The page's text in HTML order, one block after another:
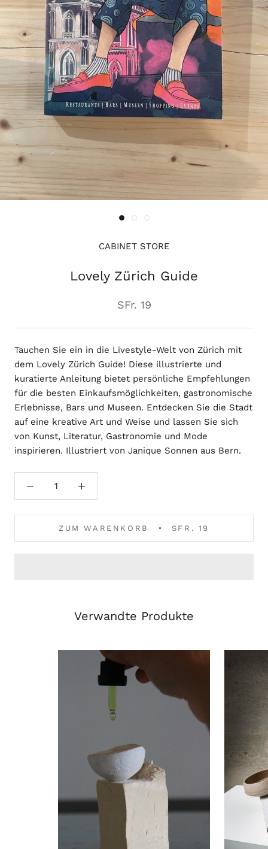
CABINET STORE
Lovely Zürich Guide
SFr. 19
Tauchen Sie ein in die Livestyle-Welt von Zürich mit
dem Lovely Zürich Guide! Diese illustrierte und
kuratierte Anleitung bietet persönliche Empfehlungen
für die besten Einkaufsmöglichkeiten, gastronomische
Erlebnisse, Bars und Museen. Entdecken Sie die Stadt
auf eine kreative Art und Weise und lassen Sie sich
von Kunst, Literatur, Gastronomie und Mode
inspirieren. Illustriert von Janique Sonnen aus Bern.
ZUM WARENKORB SFR. 19
Verwandte Produkte